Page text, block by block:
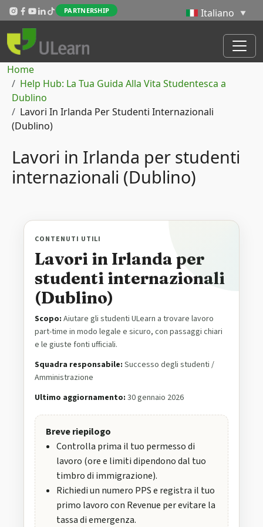
Salta al contenuto principale
PARTNERSHIP
Briciole di pane
Home
Help Hub: La Tua Guida Alla Vita Studentesca a
Dublino
Lavori In Irlanda Per Studenti Internazionali
(Dublino)
Lavori in Irlanda per studenti
internazionali (Dublino)
CONTENUTI UTILI
Lavori in Irlanda per
studenti internazionali
(Dublino)
Scopo: Aiutare gli studenti ULearn a trovare lavoro
part-time in modo legale e sicuro, con passaggi chiari
e le giuste fonti ufficiali.
Squadra responsabile: Successo degli studenti /
Amministrazione
Ultimo aggiornamento: 30 gennaio 2026
Breve riepilogo
Controlla prima il tuo permesso di
lavoro (ore e limiti dipendono dal tuo
timbro di immigrazione).
Richiedi un numero PPS e registra il tuo
primo lavoro con Revenue per evitare la
tassa di emergenza.